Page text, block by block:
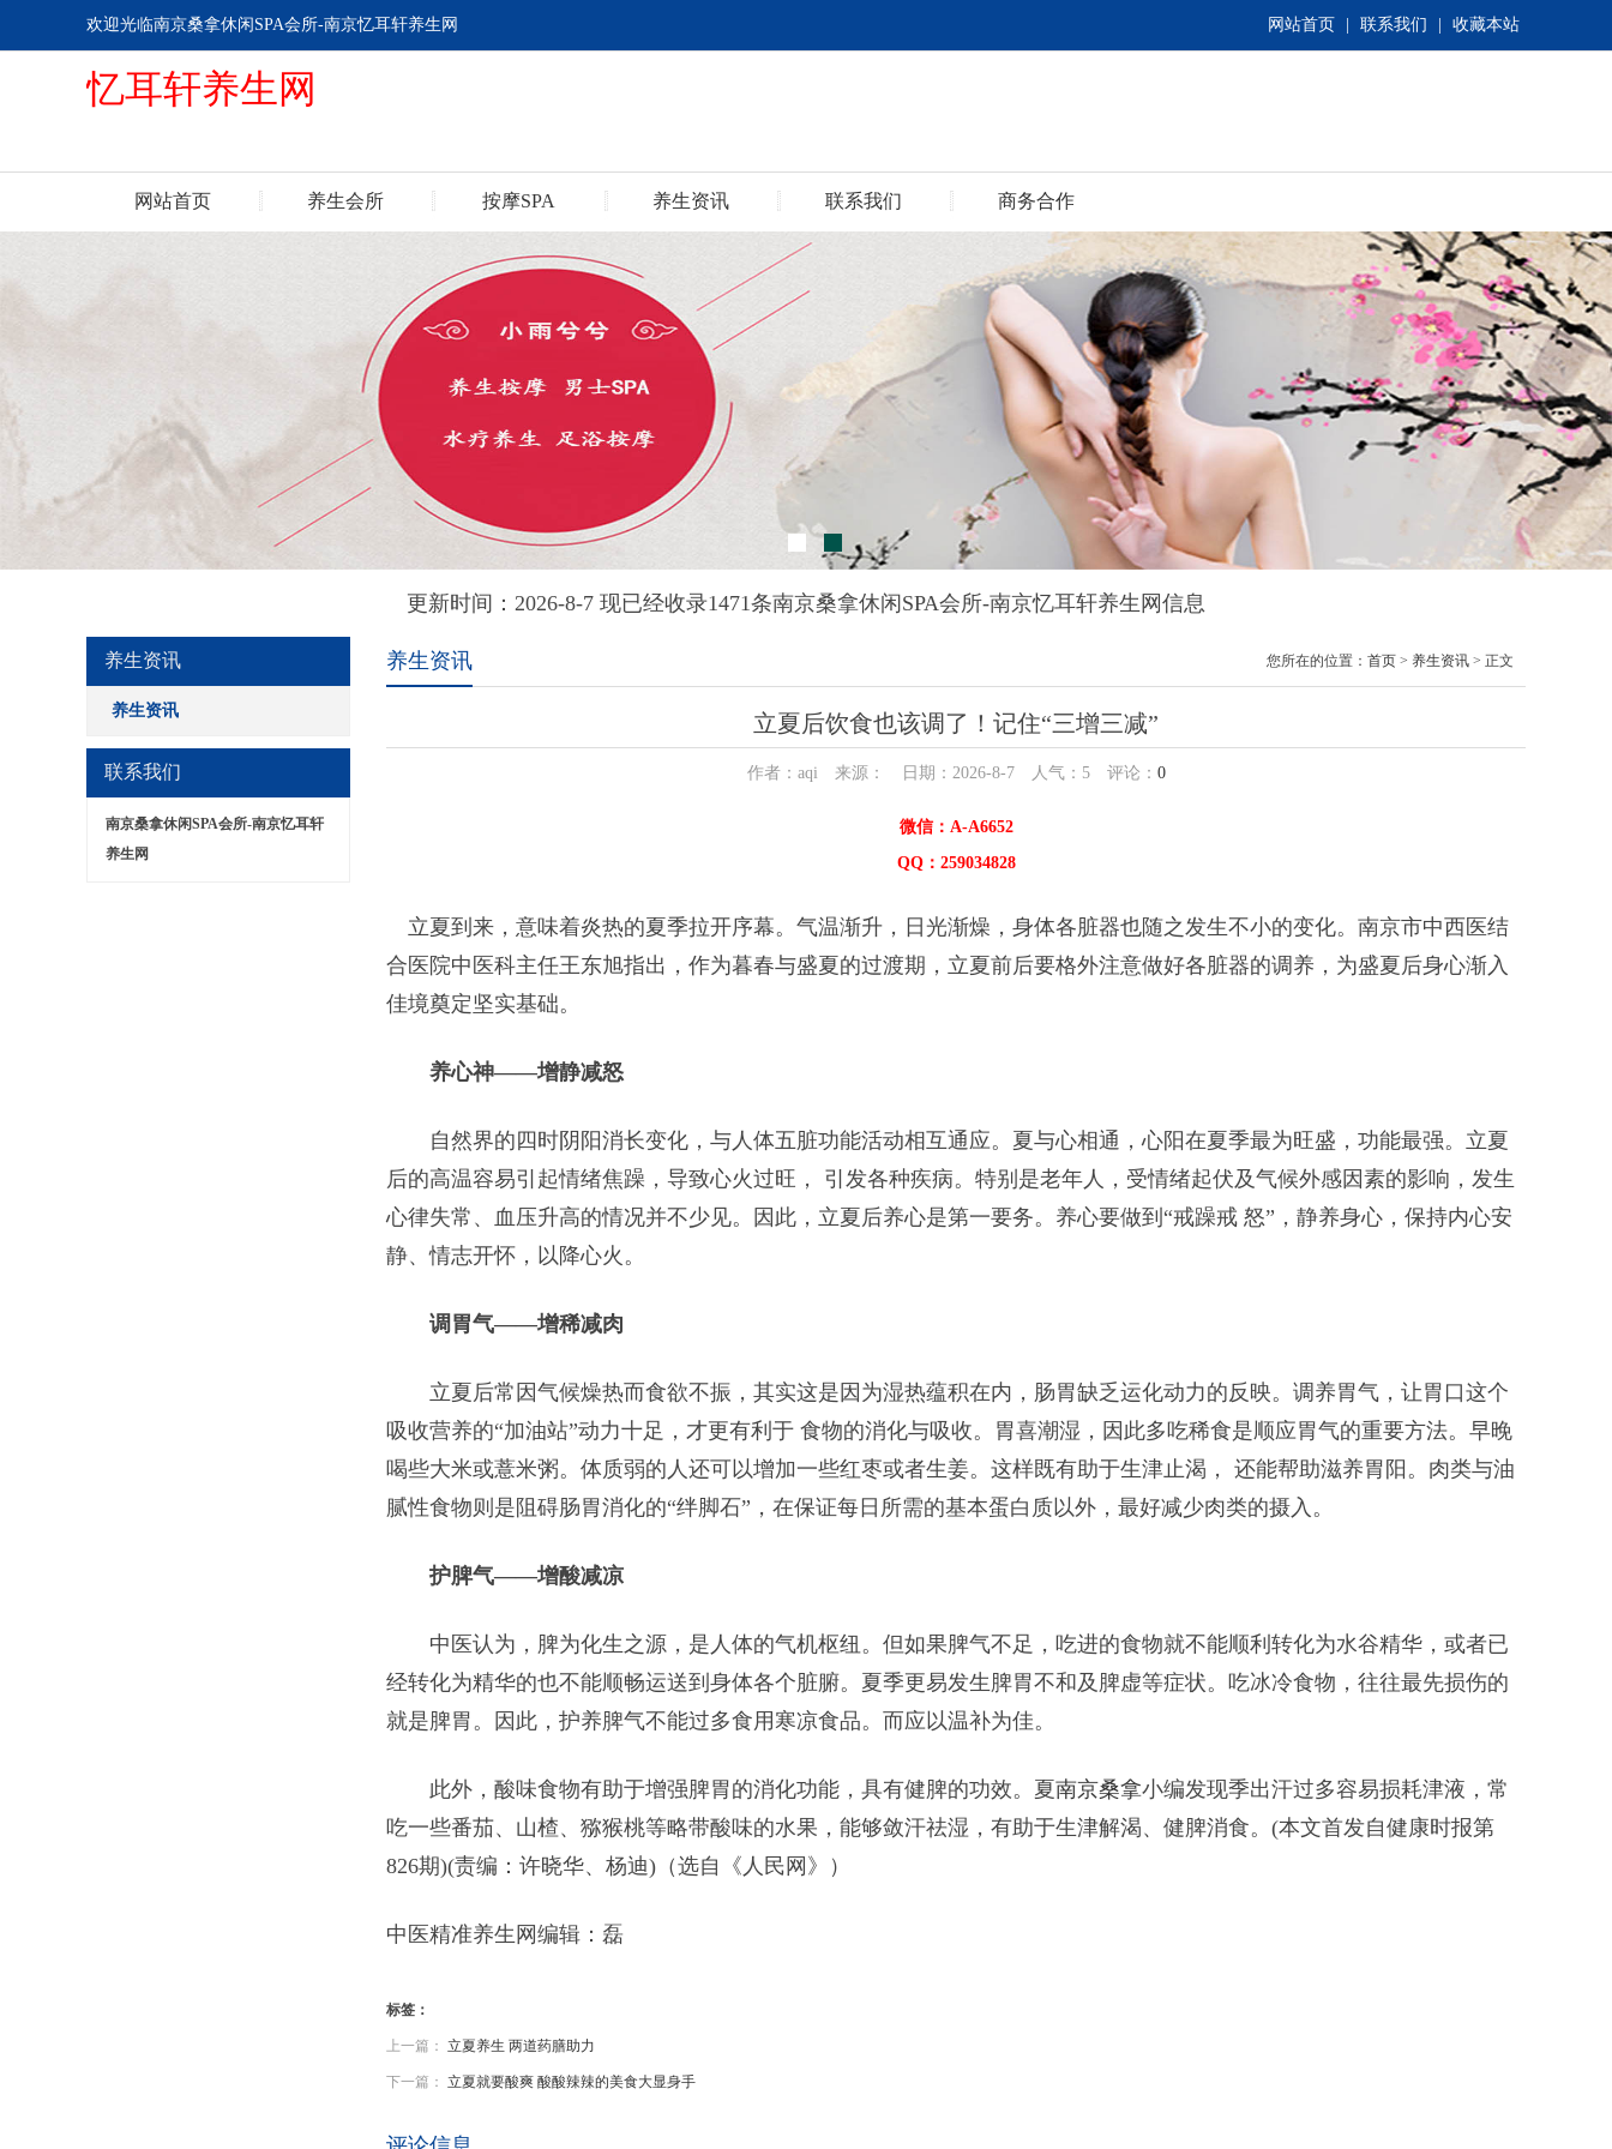
网站首页 联系我们 收藏本站
欢迎光临南京桑拿休闲SPA会所-南京忆耳轩养生网
忆耳轩养生网
网站首页 养生会所 按摩SPA 养生资讯 联系我们 商务合作
更新时间：2026-8-7 现已经收录1471条南京桑拿休闲SPA会所-南京忆耳轩养生网信息
养生资讯
养生资讯
联系我们
南京桑拿休闲SPA会所-南京忆耳轩
养生网
养生资讯 您所在的位置： 首页 > 养生资讯 > 正文
立夏后饮食也该调了！记住“三增三减”
作者：aqi 来源： 日期：2026-8-7 人气： 5评论： 0
微信：A-A6652
QQ：259034828
立夏到来，意味着炎热的夏季拉开序幕。气温渐升，日光渐燥，身体各脏器也随之发生不小的变化。南京市中西医结
合医院中医科主任王东旭指出，作为暮春与盛夏的过渡期，立夏前后要格外注意做好各脏器的调养，为盛夏后身心渐入
佳境奠定坚实基础。
养心神——增静减怒
自然界的四时阴阳消长变化，与人体五脏功能活动相互通应。夏与心相通，心阳在夏季最为旺盛，功能最强。立夏
后的高温容易引起情绪焦躁，导致心火过旺， 引发各种疾病。特别是老年人，受情绪起伏及气候外感因素的影响，发生
心律失常、血压升高的情况并不少见。因此，立夏后养心是第一要务。养心要做到“戒躁戒 怒”，静养身心，保持内心安
静、情志开怀，以降心火。
调胃气——增稀减肉
立夏后常因气候燥热而食欲不振，其实这是因为湿热蕴积在内，肠胃缺乏运化动力的反映。调养胃气，让胃口这个
吸收营养的“加油站”动力十足，才更有利于 食物的消化与吸收。胃喜潮湿，因此多吃稀食是顺应胃气的重要方法。早晚
喝些大米或薏米粥。体质弱的人还可以增加一些红枣或者生姜。这样既有助于生津止渴， 还能帮助滋养胃阳。肉类与油
腻性食物则是阻碍肠胃消化的“绊脚石”，在保证每日所需的基本蛋白质以外，最好减少肉类的摄入。
护脾气——增酸减凉
中医认为，脾为化生之源，是人体的气机枢纽。但如果脾气不足，吃进的食物就不能顺利转化为水谷精华，或者已
经转化为精华的也不能顺畅运送到身体各个脏腑。夏季更易发生脾胃不和及脾虚等症状。吃冰冷食物，往往最先损伤的
就是脾胃。因此，护养脾气不能过多食用寒凉食品。而应以温补为佳。
此外，酸味食物有助于增强脾胃的消化功能，具有健脾的功效。夏南京桑拿小编发现季出汗过多容易损耗津液，常
吃一些番茄、山楂、猕猴桃等略带酸味的水果，能够敛汗祛湿，有助于生津解渴、健脾消食。(本文首发自健康时报第
826期)(责编：许晓华、杨迪)（选自《人民网》）
中医精准养生网编辑：磊
标签：
上一篇： 立夏养生 两道药膳助力
下一篇： 立夏就要酸爽 酸酸辣辣的美食大显身手